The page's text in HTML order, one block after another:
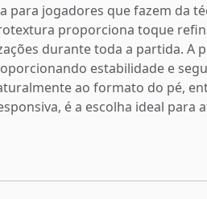
para jogadores que fazem da
proporciona toque
durante toda a partida. A
estabilidade e
ao formato do pé,
é a escolha ideal